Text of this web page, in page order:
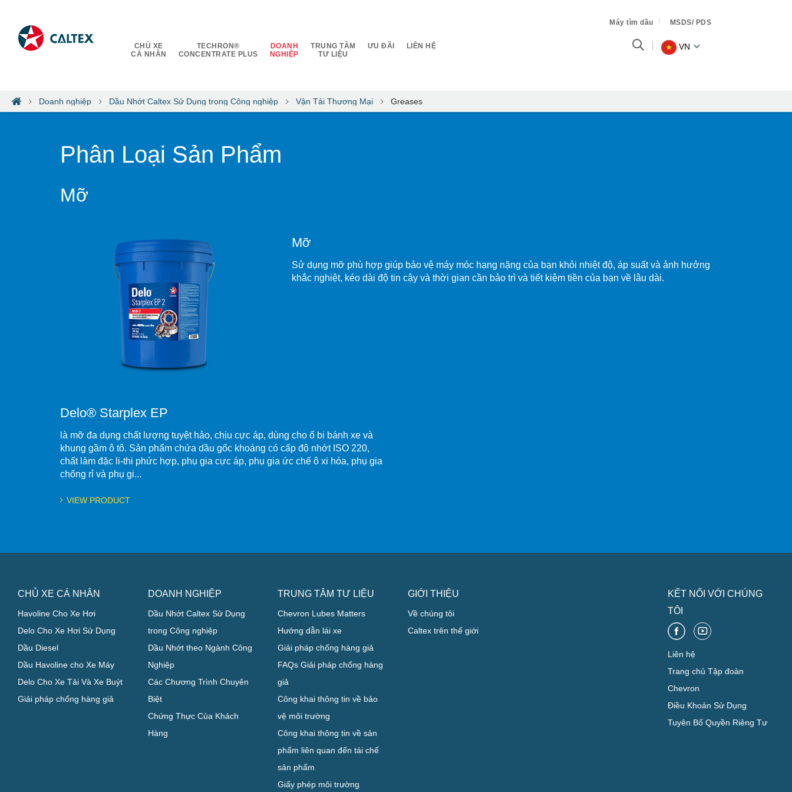
Máy tìm dầu MSDS/ PDS
CHỦ XE
CÁ NHÂN
TECHRON®
CONCENTRATE PLUS
DOANH
NGHIỆP
TRUNG TÂM
TƯ LIỆU
ƯU ĐÃI LIÊN HỆ VN
Doanh nghiệp Dầu Nhớt Caltex Sử Dụng trong Công nghiệp Vận Tải Thương Mại Greases
Phân Loại Sản Phẩm
Mỡ
Mỡ
Sử dụng mỡ phù hợp giúp bảo vệ máy móc hạng nặng của bạn khỏi nhiệt độ, áp suất và ảnh hưởng
khắc nghiệt, kéo dài độ tin cậy và thời gian cần bảo trì và tiết kiệm tiền của bạn về lâu dài.
Delo® Starplex EP
là mỡ đa dụng chất lượng tuyệt hảo, chịu cực áp, dùng cho ổ bi bánh xe và
khung gầm ô tô. Sản phẩm chứa dầu gốc khoáng có cấp độ nhớt ISO 220,
chất làm đặc li-thi phức hợp, phụ gia cực áp, phụ gia ức chế ô xi hóa, phụ gia
chống rỉ và phụ gi...
VIEW PRODUCT
CHỦ XE CÁ NHÂN
Havoline Cho Xe Hơi
Delo Cho Xe Hơi Sử Dụng
Dầu Diesel
Dầu Havoline cho Xe Máy
Delo Cho Xe Tải Và Xe Buýt
Giải pháp chống hàng giả
DOANH NGHIỆP
Dầu Nhớt Caltex Sử Dụng
trong Công nghiệp
Dầu Nhớt theo Ngành Công
Nghiệp
Các Chương Trình Chuyên
Biệt
Chứng Thực Của Khách
Hàng
TRUNG TÂM TƯ LIỆU
Chevron Lubes Matters
Hướng dẫn lái xe
Giải pháp chống hàng giả
FAQs Giải pháp chống hàng
giả
Công khai thông tin về bảo
vệ môi trường
Công khai thông tin về sản
phẩm liên quan đến tái chế
sản phẩm
Giấy phép môi trường
GIỚI THIỆU
Về chúng tôi
Caltex trên thế giới
KẾT NỐI VỚI CHÚNG
TÔI
Liên hệ
Trang chủ Tập đoàn
Chevron
Điều Khoản Sử Dụng
Tuyên Bố Quyền Riêng Tư